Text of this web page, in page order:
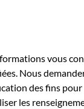
vous
Nous
des fins
les